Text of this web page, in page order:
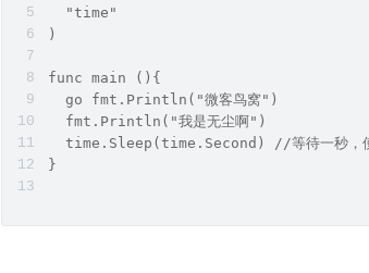
  "time"
)
func main (){
  go fmt.Println("微客鸟窝")
  fmt.Println("我是无尘啊")
time.Sleep(time.Second) //等待一秒，
}